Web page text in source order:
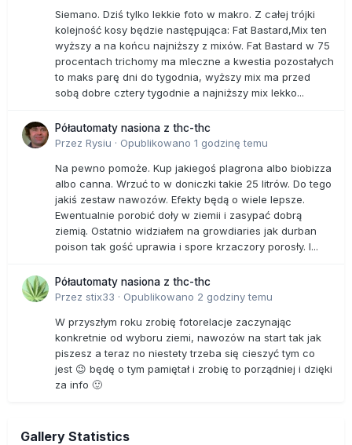
Siemano. Dziś tylko lekkie foto w makro. Z całej trójki
kolejność kosy będzie następująca: Fat Bastard,Mix ten
wyższy a na końcu najniższy z mixów. Fat Bastard w 75
procentach trichomy ma mleczne a kwestia pozostałych
to maks parę dni do tygodnia, wyższy mix ma przed
sobą dobre cztery tygodnie a najniższy mix lekko...
Półautomaty nasiona z thc-thc
Przez Rysiu · Opublikowano 1 godzinę temu
Na pewno pomoże. Kup jakiegoś plagrona albo biobizza
albo canna. Wrzuć to w doniczki takie 25 litrów. Do tego
jakiś zestaw nawozów. Efekty będą o wiele lepsze.
Ewentualnie porobić doły w ziemii i zasypać dobrą
ziemią. Ostatnio widziałem na growdiaries jak durban
poison tak gość uprawia i spore krzaczory porosły. I...
Półautomaty nasiona z thc-thc
Przez stix33 · Opublikowano 2 godziny temu
W przyszłym roku zrobię fotorelacje zaczynając
konkretnie od wyboru ziemi, nawozów na start tak jak
piszesz a teraz no niestety trzeba się cieszyć tym co
jest 😉 będę o tym pamiętał i zrobię to porządniej i dzięki
za info 🙂
Gallery Statistics